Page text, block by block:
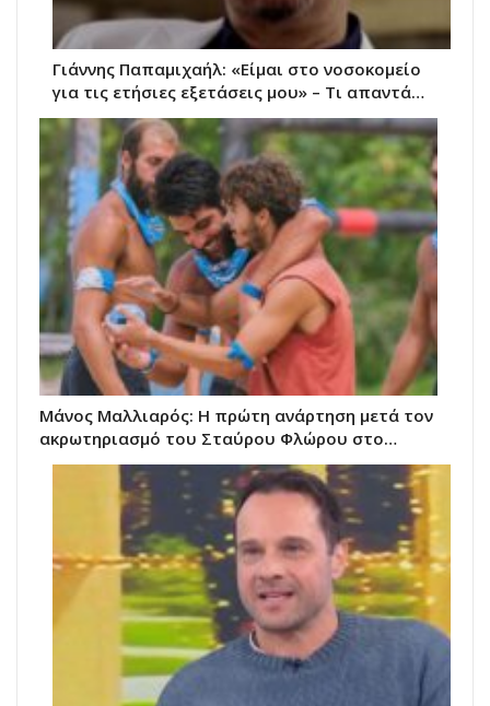
Γιάννης Παπαμιχαήλ: «Είμαι στο νοσοκομείο
για τις ετήσιες εξετάσεις μου» – Τι απαντά…
Μάνος Μαλλιαρός: Η πρώτη ανάρτηση μετά τον
ακρωτηριασμό του Σταύρου Φλώρου στο…